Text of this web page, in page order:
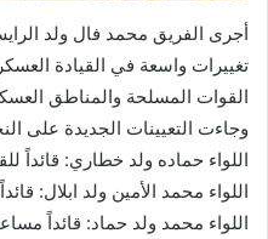
أجرى الفريق محمد فال ولد
تغييرات واسعة في القيادة
القوات المسلحة والمناطق
وجاءت التعيينات الجديدة على
اللواء حماده ولد خطاري: قائداً
اللواء محمد الأمين ولد ابلال:
اللواء محمد ولد حماد: قائداً